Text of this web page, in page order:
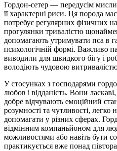
Гордон-сетер — передусім
її характерні риси. Ця порода
потребує регулярних фізичних
прогулянки тривалістю
допомагають утримувати пса в
психологічній формі. Важливо
виводили для швидкого бігу і
володіють чудовою
У стосунках з господарями
любов і відданість. Вони
добре відчувають емоційний
розумності та чутливості, легко
допомагати у різних сферах.
відмінним компаньйоном для
можливостями або навіть бути
практикується вже понад півтора